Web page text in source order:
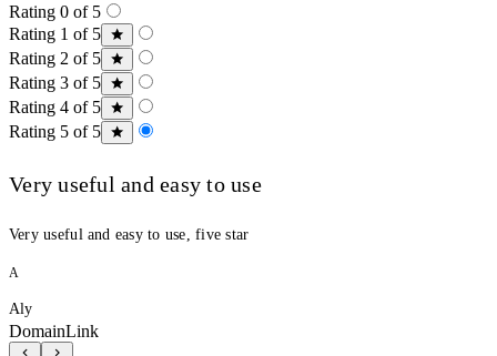
Rating 0 of 5
Rating 1 of 5
Rating 2 of 5
Rating 3 of 5
Rating 4 of 5
Rating 5 of 5
Very useful and easy to use
Very useful and easy to use, five star
A
Aly
DomainLink